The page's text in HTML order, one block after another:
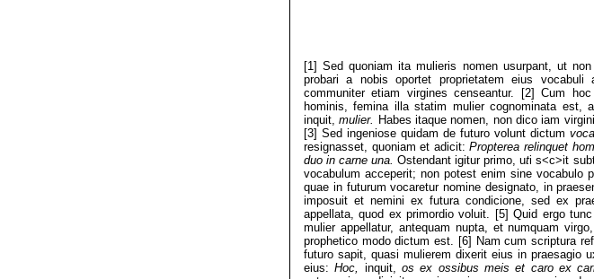
[1] Sed quoniam ita mulieris nomen usurpant, ut
probari a nobis oportet proprietatem eius
communiter etiam virgines censeantur. [2] Cum
hominis, femina illa statim mulier cognominata est,
inquit,mulier. Habes itaque nomen, non dico iam
[3] Sed ingeniose quidam de futuro volunt dictum
resignasset, quoniam et adicit:Propterea relinquet
duo in carne una.Ostendant igitur primo, uti s<c>it
vocabulum acceperit; non potest enim sine
quae in futurum vocaretur nomine designato, in
imposuit et nemini ex futura condicione, sed ex
appellata, quod ex primordio voluit. [5] Quid ergo
mulier appellatur, antequam nupta, et numquam
prophetico modo dictum est. [6] Nam cum scriptura
futuro sapit, quasi mulierem dixerit eius in praesagio
eius:Hoc, inquit,os ex ossibus meis et caro ex